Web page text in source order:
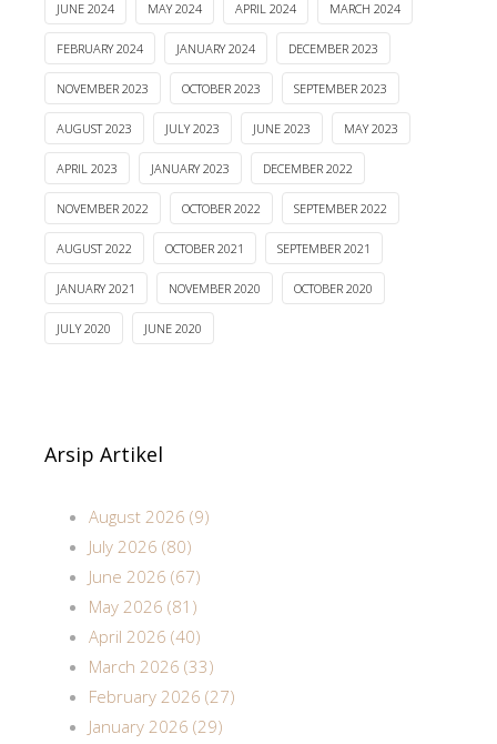
JUNE 2024 MAY 2024 APRIL 2024 MARCH 2024
FEBRUARY 2024 JANUARY 2024 DECEMBER 2023
NOVEMBER 2023 OCTOBER 2023 SEPTEMBER 2023
AUGUST 2023 JULY 2023 JUNE 2023 MAY 2023
APRIL 2023 JANUARY 2023 DECEMBER 2022
NOVEMBER 2022 OCTOBER 2022 SEPTEMBER 2022
AUGUST 2022 OCTOBER 2021 SEPTEMBER 2021
JANUARY 2021 NOVEMBER 2020 OCTOBER 2020
JULY 2020 JUNE 2020
Arsip Artikel
August 2026 (9)
July 2026 (80)
June 2026 (67)
May 2026 (81)
April 2026 (40)
March 2026 (33)
February 2026 (27)
January 2026 (29)